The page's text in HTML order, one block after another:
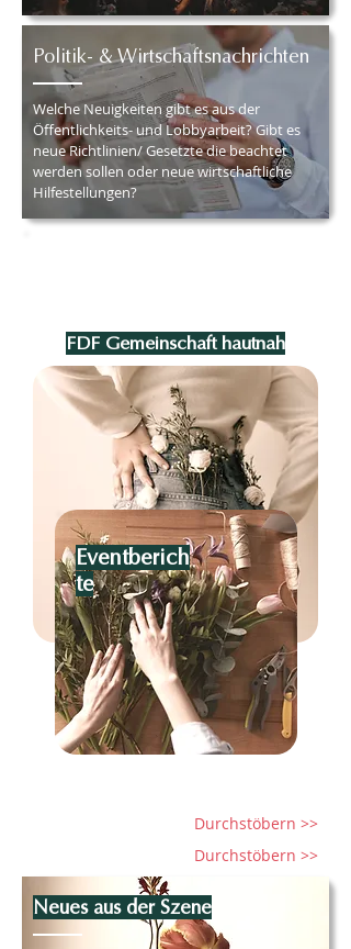
Politik- & Wirtschaftsnachrichten
Welche Neuigkeiten gibt es aus der
Öffentlichkeits- und Lobbyarbeit? Gibt es
neue Richtlinien/ Gesetzte die beachtet
werden sollen oder neue wirtschaftliche
Hilfestellungen?
FDF Gemeinschaft hautnah
Eventberich
te
Durchstöbern >>
Durchstöbern >>
Neues aus der Szene